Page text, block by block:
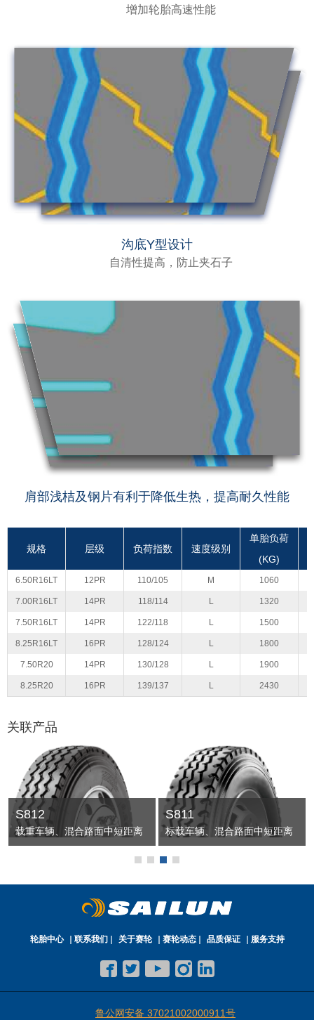
增加轮胎高速性能
沟底Y型设计
自清性提高，防止夹石子
肩部浅桔及钢片有利于降低生热，提高耐久性能
规格 层级 负荷指数 速度级别
单胎负荷
(KG)
6.50R16LT 12PR 110/105 M 1060
7.00R16LT 14PR 118/114 L 1320
7.50R16LT 14PR 122/118 L 1500
8.25R16LT 16PR 128/124 L 1800
7.50R20 14PR 130/128 L 1900
8.25R20 16PR 139/137 L 2430
关联产品
S812
载重车辆、混合路面中短距离
全轮位综合路面适应能力强、
S811
标载车辆、混合路面中短距离
全轮位高耐久、综合能力强
轮胎中心 联系我们 关于赛轮 赛轮动态 品质保证 服务支持
鲁公网安备 37021002000911号